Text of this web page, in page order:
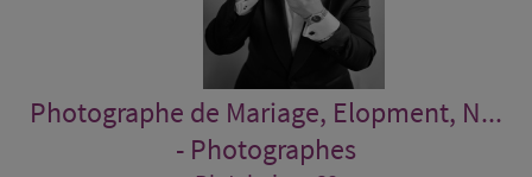
Photographe de Mariage, Elopment, N...
- Photographes